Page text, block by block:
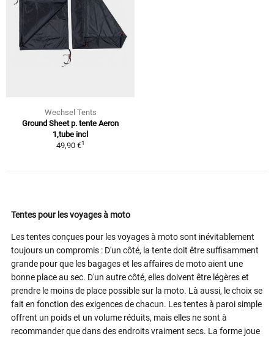
Wechsel Tents
Ground Sheet p. tente Aeron
1,tube incl
49,90 €1
Tentes pour les voyages à moto
Les tentes conçues pour les voyages à moto sont inévitablement
toujours un compromis : D'un côté, la tente doit être suffisamment
grande pour que les bagages et les affaires de moto aient une
bonne place au sec. D'un autre côté, elles doivent être légères et
prendre le moins de place possible sur la moto. Là aussi, le choix se
fait en fonction des exigences de chacun. Les tentes à paroi simple
offrent un poids et un volume réduits, mais elles ne sont à
recommander que dans des endroits vraiment secs. La forme joue